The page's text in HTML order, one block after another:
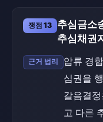
쟁점 13
추심금소
추심채권
근거 법리
압류 경
심권을
갈음결
고 다른